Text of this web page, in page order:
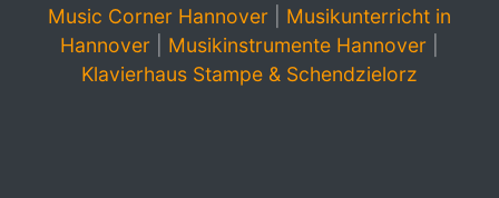
Music Corner Hannover
Musikunterricht in
Hannover
Musikinstrumente Hannover
Klavierhaus Stampe & Schendzielorz